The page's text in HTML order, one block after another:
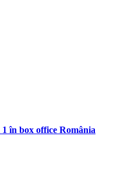
în box office România